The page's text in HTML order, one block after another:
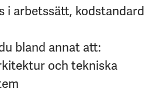
i arbetssätt, kodstandard
bland annat att:
och tekniska